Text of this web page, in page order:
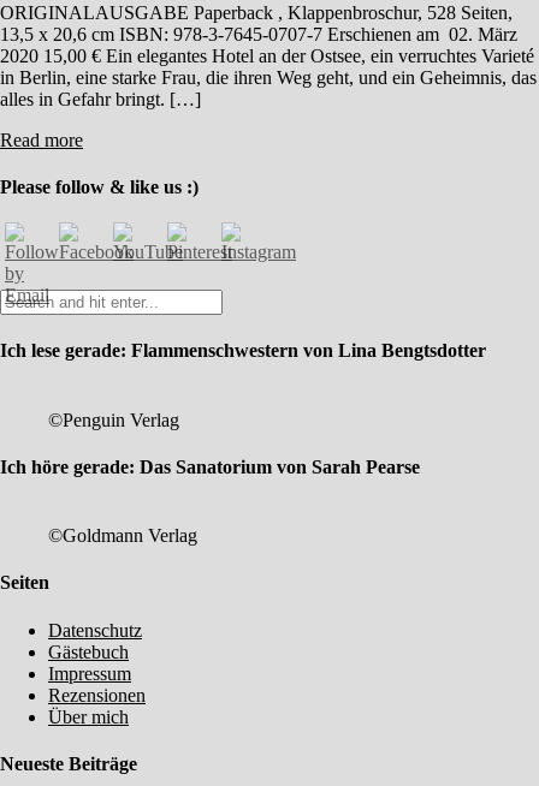
ORIGINALAUSGABE Paperback , Klappenbroschur, 528 Seiten,
13,5 x 20,6 cm ISBN: 978-3-7645-0707-7 Erschienen am 02. März
2020 15,00 € Ein elegantes Hotel an der Ostsee, ein verruchtes Varieté
in Berlin, eine starke Frau, die ihren Weg geht, und ein Geheimnis, das
alles in Gefahr bringt. […]
Read more
Please follow & like us :)
Ich lese gerade: Flammenschwestern von Lina Bengtsdotter
©Penguin Verlag
Ich höre gerade: Das Sanatorium von Sarah Pearse
©Goldmann Verlag
Seiten
Datenschutz
Gästebuch
Impressum
Rezensionen
Über mich
Neueste Beiträge